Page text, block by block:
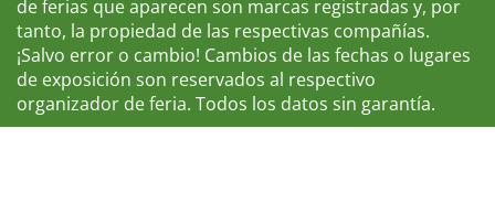
de ferias que aparecen son marcas registradas y, por
tanto, la propiedad de las respectivas compañías.
¡Salvo error o cambio! Cambios de las fechas o lugares
de exposición son reservados al respectivo
organizador de feria. Todos los datos sin garantía.